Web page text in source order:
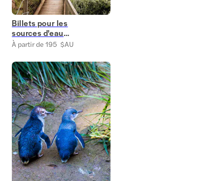
Billets pour les
sources d'eau
chaude de la
Mornington
À partir de 195 $AU